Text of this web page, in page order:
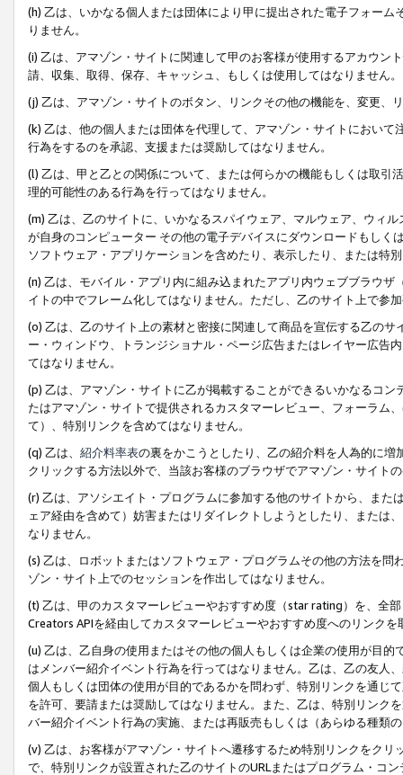
(h) 乙は、いかなる個人または団体により甲に提出された電子フォー
りません。
(i) 乙は、アマゾン・サイトに関連して甲のお客様が使用するアカウン
請、収集、取得、保存、キャッシュ、もしくは使用してはなりません。
(j) 乙は、アマゾン・サイトのボタン、リンクその他の機能を、変更、
(k) 乙は、他の個人または団体を代理して、アマゾン・サイトにおい
行為をするのを承認、支援または奨励してはなりません。
(l) 乙は、甲と乙との関係について、または何らかの機能もしくは取
理的可能性のある行為を行ってはなりません。
(m) 乙は、乙のサイトに、いかなるスパイウェア、マルウェア、ウィ
が自身のコンピューター その他の電子デバイスにダウンロードもし
ソフトウェア・アプリケーションを含めたり、表示したり、または特
(n) 乙は、モバイル・アプリ内に組み込まれたアプリ内ウェブブラウ
イトの中でフレーム化してはなりません。ただし、乙のサイト上で参
(o) 乙は、乙のサイト上の素材と密接に関連して商品を宣伝する乙の
ー・ウィンドウ、トランジショナル・ページ広告またはレイヤー広告
てはなりません。
(p) 乙は、アマゾン・サイトに乙が掲載することができるいかなるコ
たはアマゾン・サイトで提供されるカスタマーレビュー、フォーラム
て）、特別リンクを含めてはなりません。
(q) 乙は、 紹介料率表の裏をかこうとしたり、乙の紹介料を人為的に
クリックする方法以外で、当該お客様のブラウザでアマゾン・サイト
(r) 乙は、アソシエイト・プログラムに参加する他のサイトから、ま
ェア経由を含めて）妨害またはリダイレクトしようとしたり、または
なりません。
(s) 乙は、ロボットまたはソフトウェア・プログラムその他の方法を
ゾン・サイト上でのセッションを作出してはなりません。
(t) 乙は、甲のカスタマーレビューやおすすめ度（star rating）を、全
Creators APIを経由してカスタマーレビューやおすすめ度へのリンクを
(u) 乙は、乙自身の使用またはその他の個人もしくは企業の使用が目
はメンバー紹介イベント行為を行ってはなりません。乙は、乙の友人
個人もしくは団体の使用が目的であるかを問わず、特別リンクを通じ
を許可、要請または奨励してはなりません。また、乙は、特別リンク
バー紹介イベント行為の実施、または再販売もしくは（あらゆる種類
(v) 乙は、お客様がアマゾン・サイトへ遷移するため特別リンクをク
で、特別リンクが設置された乙のサイトのURLまたはプログラム・コ